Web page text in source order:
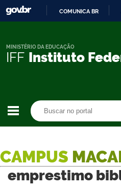
COMUNICA BR
IFF Instituto
MINISTÉRIO DA EDUCAÇÃO
CAMPUS
emprestimo